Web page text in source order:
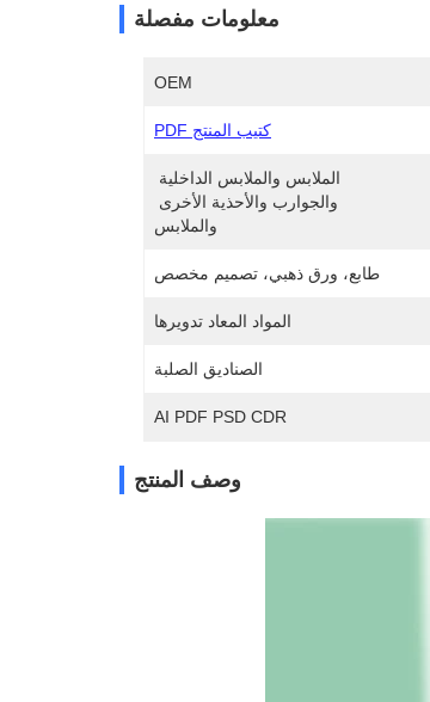
معلومات مفصلة
OEM
كتيب المنتج PDF
والملابس
طابع، ورق ذهبي، تصميم مخصص
المواد المعاد تدويرها
الصناديق الصلبة
AI PDF PSD CDR
وصف المنتج